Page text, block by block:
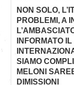
NON SOLO,
PROBLEMI, A
INFORMATO
SIAMO
MELONI
DIMISSIONI